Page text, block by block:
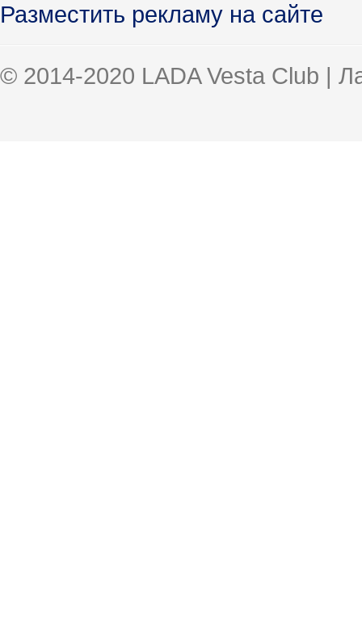
Разместить рекламу на сайте
© 2014-2020 LADA Vesta Club |